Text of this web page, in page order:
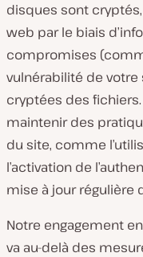
disques sont
web par le biais
compromises
vulnérabilité de
cryptées des
maintenir des
du site, comme
l’activation de
mise à jour régulière
Notre engagement
va au-delà des